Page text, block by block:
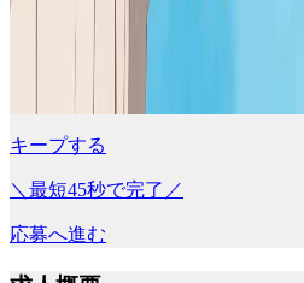
キープする
＼最短45秒で完了／
応募へ進む